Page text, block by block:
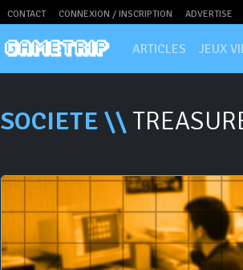
CONTACT CONNEXION / INSCRIPTION ADVERTISE
ARTICLES JEUX
SOCIETE \\